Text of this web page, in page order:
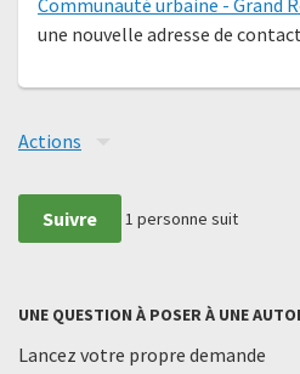
Communauté urbaine - Grand
une nouvelle adresse de
Actions
Suivre 1 personne suit
UNE QUESTION À POSER À UNE
Lancez votre propre demande